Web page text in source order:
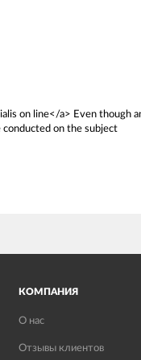
on line</a> Even though
on the subject
КОМПАНИЯ
О нас
Отзывы клиентов